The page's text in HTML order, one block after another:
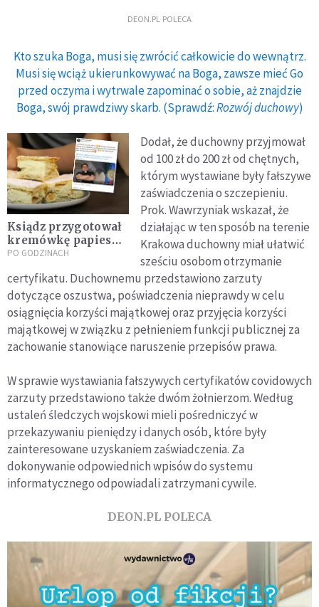
DEON.PL POLECA
Kto szuka Boga, musi się zwrócić całkowicie do wewnątrz.
Musi się wciąż ukierunkowywać na Boga, zawsze mieć Go
przed oczyma i wytrwale zapominać o sobie, aż znajdzie
Boga, swój prawdziwy skarb. (Sprawdź:Rozwój duchowy)
Ksiądz przygotował
kremówkę papieską
w finale
PO GODZINACH
Dodał, że duchowny przyjmował
od 100 zł do 200 zł od chętnych,
którym wystawiane były fałszywe
zaświadczenia o szczepieniu.
Prok. Wawrzyniak wskazał, że
działając w ten sposób na terenie
Krakowa duchowny miał ułatwić
sześciu osobom otrzymanie
certyfikatu. Duchownemu przedstawiono zarzuty
dotyczące oszustwa, poświadczenia nieprawdy w celu
osiągnięcia korzyści majątkowej oraz przyjęcia korzyści
majątkowej w związku z pełnieniem funkcji publicznej za
zachowanie stanowiące naruszenie przepisów prawa.
W sprawie wystawiania fałszywych certyfikatów covidowych
zarzuty przedstawiono także dwóm żołnierzom. Według
ustaleń śledczych wojskowi mieli pośredniczyć w
przekazywaniu pieniędzy i danych osób, które były
zainteresowane uzyskaniem zaświadczenia. Za
dokonywanie odpowiednich wpisów do systemu
informatycznego odpowiadali zatrzymani cywile.
DEON.PL POLECA